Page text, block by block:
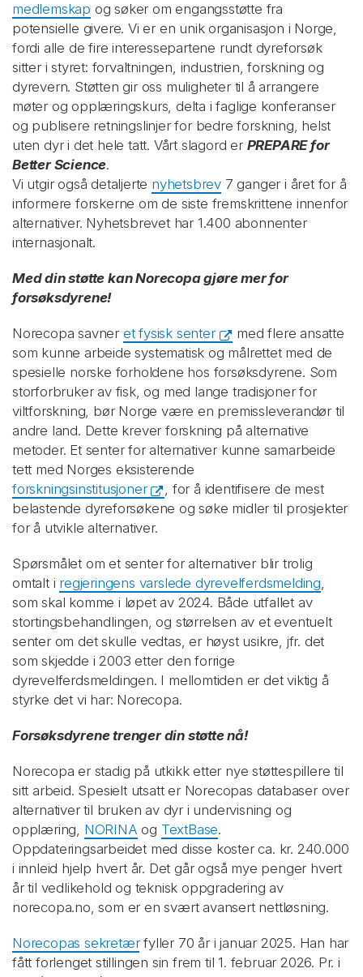
medlemskap og søker om engangsstøtte fra
potensielle givere. Vi er en unik organisasjon i Norge,
fordi alle de fire interessepartene rundt dyreforsøk
sitter i styret: forvaltningen, industrien, forskning og
dyrevern. Støtten gir oss muligheter til å arrangere
møter og opplæringskurs, delta i faglige konferanser
og publisere retningslinjer for bedre forskning, helst
uten dyr i det hele tatt. Vårt slagord er PREPARE for
Better Science.
Vi utgir også detaljerte nyhetsbrev 7 ganger i året for å
informere forskerne om de siste fremskrittene innenfor
alternativer. Nyhetsbrevet har 1.400 abonnenter
internasjonalt.
Med din støtte kan Norecopa gjøre mer for
forsøksdyrene!
Norecopa savner et fysisk senter
med flere ansatte
som kunne arbeide systematisk og målrettet med de
spesielle norske forholdene hos forsøksdyrene. Som
storforbruker av fisk, og med lange tradisjoner for
viltforskning, bør Norge være en premissleverandør til
andre land. Dette krever forskning på alternative
metoder. Et senter for alternativer kunne samarbeide
tett med Norges eksisterende
forskningsinstitusjoner
, for å identifisere de mest
belastende dyreforsøkene og søke midler til prosjekter
for å utvikle alternativer.
Spørsmålet om et senter for alternativer blir trolig
omtalt i regjeringens varslede dyrevelferdsmelding,
som skal komme i løpet av 2024. Både utfallet av
stortingsbehandlingen, og størrelsen av et eventuelt
senter om det skulle vedtas, er høyst usikre, jfr. det
som skjedde i 2003 etter den forrige
dyrevelferdsmeldingen. I mellomtiden er det viktig å
styrke det vi har: Norecopa.
Forsøksdyrene trenger din støtte nå!
Norecopa er stadig på utkikk etter nye støttespillere til
sitt arbeid. Spesielt utsatt er Norecopas databaser over
alternativer til bruken av dyr i undervisning og
opplæring, NORINA og TextBase.
Oppdateringsarbeidet med disse koster ca. kr. 240.000
i innleid hjelp hvert år. Det går også mye penger hvert
år til vedlikehold og teknisk oppgradering av
norecopa.no, som er en svært avansert nettløsning.
Norecopas sekretærfyller 70 år i januar 2025. Han har
fått forlenget stillingen sin frem til 1. februar 2026. Pr. i